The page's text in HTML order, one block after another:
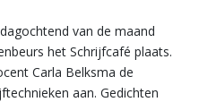
van de maand
het Schrijfcafé plaats.
Carla Belksma de
aan. Gedichten